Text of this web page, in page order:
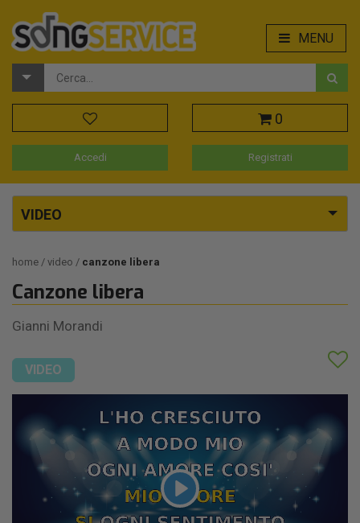
MENU
0
Accedi Registrati
VIDEO
home video canzone libera
Canzone libera
Gianni Morandi
VIDEO
Play